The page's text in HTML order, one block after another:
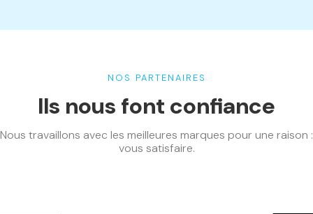
NOS PARTENAIRES
Ils nous font confiance
Nous travaillons avec les meilleures marques pour une raison :
vous satisfaire.